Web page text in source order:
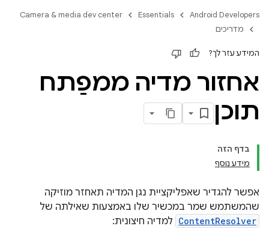
Android Developers
Essentials
Camera & media dev center
מדריכים
המידע עזר לך?
אחזור מדיה ממפַתח
תוכן
בדף הזה
מידע נוסף
אפשר להגדיר שאפליקציית נגן המדיה תאחזר מוזיקה
שהמשתמש שמר במכשיר שלו באמצעות שאילתה של
ContentResolver למדיה חיצונית: